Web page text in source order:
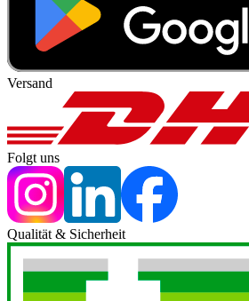
Versand
Folgt uns
Qualität & Sicherheit